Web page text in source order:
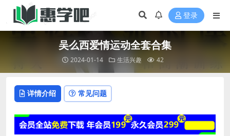
登录
吴么西爱情运动全套合集
2024-01-14 生活兴趣 42
详情介绍 常见问题